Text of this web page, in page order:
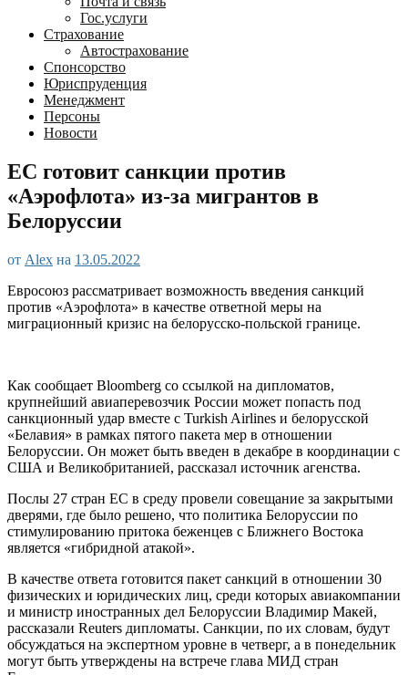
Гос.услуги
Страхование
Автострахование
Спонсорство
Юриспруденция
Менеджмент
Персоны
Новости
ЕС готовит санкции против
«Аэрофлота» из-за мигрантов в
Белоруссии
от Alex на 13.05.2022
Евросоюз рассматривает возможность введения санкций
против «Аэрофлота» в качестве ответной меры на
миграционный кризис на белорусско-польской границе.
Как сообщает Bloomberg со ссылкой на дипломатов,
крупнейший авиаперевозчик России может попасть под
санкционный удар вместе с Turkish Airlines и белорусской
«Белавия» в рамках пятого пакета мер в отношении
Белоруссии. Он может быть введен в декабре в координации с
США и Великобританией, рассказал источник агенства.
Послы 27 стран ЕС в среду провели совещание за закрытыми
дверями, где было решено, что политика Белоруссии по
стимулированию притока беженцев с Ближнего Востока
является «гибридной атакой».
В качестве ответа готовится пакет санкций в отношении 30
физических и юридических лиц, среди которых авиакомпании
и министр иностранных дел Белоруссии Владимир Макей,
рассказали Reuters дипломаты. Санкции, по их словам, будут
обсуждаться на экспертном уровне в четверг, а в понедельник
могут быть утверждены на встрече глава МИД стран